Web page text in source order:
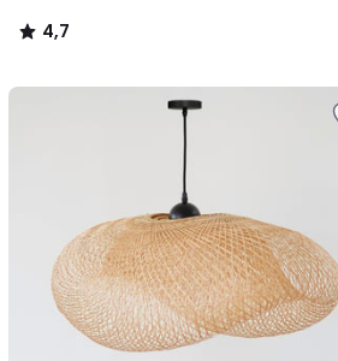
4,7
/